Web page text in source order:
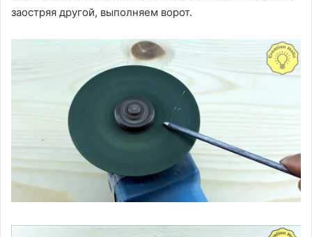
заостряя другой, выполняем ворот.